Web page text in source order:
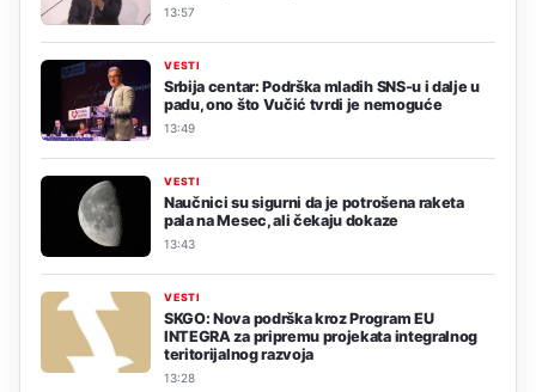
13:57
VESTI
Srbija centar: Podrška mladih SNS-u i dalje u
padu, ono što Vučić tvrdi je nemoguće
13:49
VESTI
Naučnici su sigurni da je potrošena raketa
pala na Mesec, ali čekaju dokaze
13:43
VESTI
SKGO: Nova podrška kroz Program EU
INTEGRA za pripremu projekata integralnog
teritorijalnog razvoja
13:28